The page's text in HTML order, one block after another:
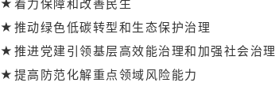
★着力保障和改善民生
★推动绿色低碳转型和生态保护治理
★推进党建引领基层高效能治理和加强社会治理
★提高防范化解重点领域风险能力